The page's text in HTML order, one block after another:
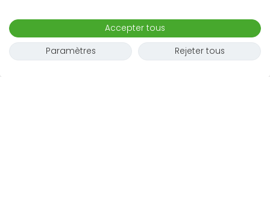
Accepter tous
Paramètres
Rejeter tous